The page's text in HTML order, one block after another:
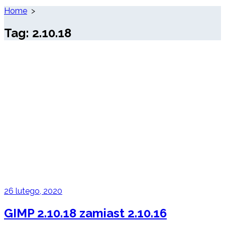
Home >
Tag: 2.10.18
26 lutego, 2020
GIMP 2.10.18 zamiast 2.10.16